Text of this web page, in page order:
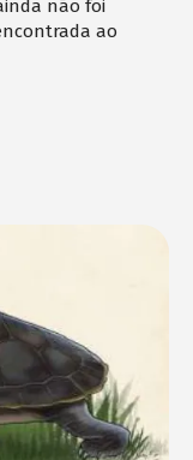
não foi
ao